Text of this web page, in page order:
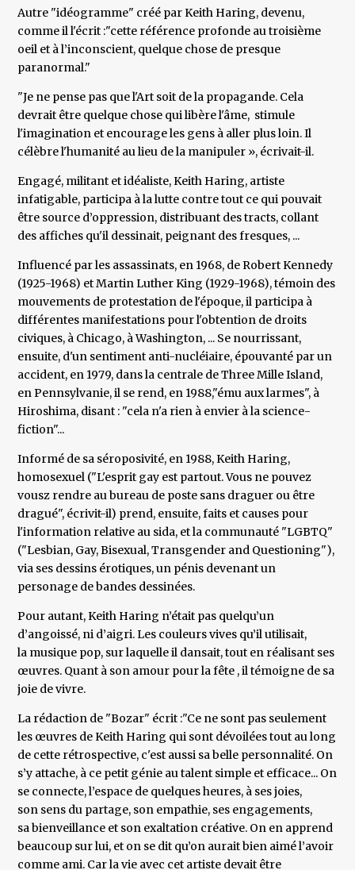
Autre "idéogramme" créé par Keith Haring, devenu,
comme il l'écrit :"cette référence profonde au troisième
oeil et à l’inconscient, quelque chose de presque
paranormal."
"Je ne pense pas que l'Art soit de la propagande. Cela
devrait être quelque chose qui libère l'âme, stimule
l'imagination et encourage les gens à aller plus loin. Il
célèbre l'humanité au lieu de la manipuler », écrivait-il.
Engagé, militant et idéaliste, Keith Haring, artiste
infatigable, participa à la lutte contre tout ce qui pouvait
être source d’oppression, distribuant des tracts, collant
des affiches qu'il dessinait, peignant des fresques, ...
Influencé par les assassinats, en 1968, de Robert Kennedy
(1925-1968) et Martin Luther King (1929-1968), témoin des
mouvements de protestation de l'époque, il participa à
différentes manifestations pour l'obtention de droits
civiques, à Chicago, à Washington, ... Se nourrissant,
ensuite, d'un sentiment anti-nucléiaire, épouvanté par un
accident, en 1979, dans la centrale de Three Mille Island,
en Pennsylvanie, il se rend, en 1988,"ému aux larmes", à
Hiroshima, disant : "cela n'a rien à envier à la science-
fiction"...
Informé de sa séroposivité, en 1988, Keith Haring,
homosexuel ("L'esprit gay est partout. Vous ne pouvez
vousz rendre au bureau de poste sans draguer ou être
dragué", écrivit-il) prend, ensuite, faits et causes pour
l'information relative au sida, et la communauté "LGBTQ"
("Lesbian, Gay, Bisexual, Transgender and Questioning"),
via ses dessins érotiques, un pénis devenant un
personage de bandes dessinées.
Pour autant, Keith Haring n’était pas quelqu’un
d’angoissé, ni d’aigri. Les couleurs vives qu’il utilisait,
la musique pop, sur laquelle il dansait, tout en réalisant ses
œuvres. Quant à son amour pour la fête , il témoigne de sa
joie de vivre.
La rédaction de "Bozar" écrit :"Ce ne sont pas seulement
les œuvres de Keith Haring qui sont dévoilées tout au long
de cette rétrospective, c'est aussi sa belle personnalité. On
s’y attache, à ce petit génie au talent simple et efficace... On
se connecte, l’espace de quelques heures, à ses joies,
son sens du partage, son empathie, ses engagements,
sa bienveillance et son exaltation créative. On en apprend
beaucoup sur lui, et on se dit qu’on aurait bien aimé l’avoir
comme ami. Car la vie avec cet artiste devait être